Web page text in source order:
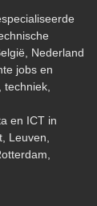
Nederland
jobs en
techniek,
en ICT in
Leuven,